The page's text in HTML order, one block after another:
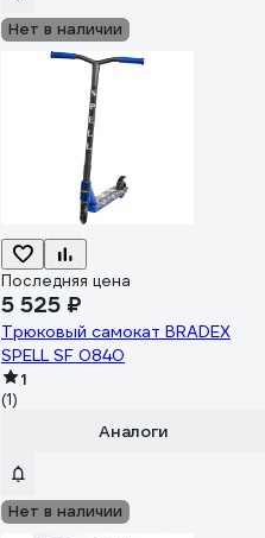
Нет в наличии
Последняя цена
5 525 ₽
Трюковый самокат BRADEX
SPELL SF 0840
1
(1)
Аналоги
Нет в наличии